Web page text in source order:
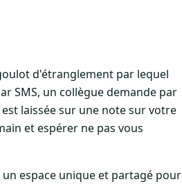
d'étranglement par lequel
SMS, un collègue demande par
laissée sur une note sur votre
et espérer ne pas vous
espace unique et partagé pour